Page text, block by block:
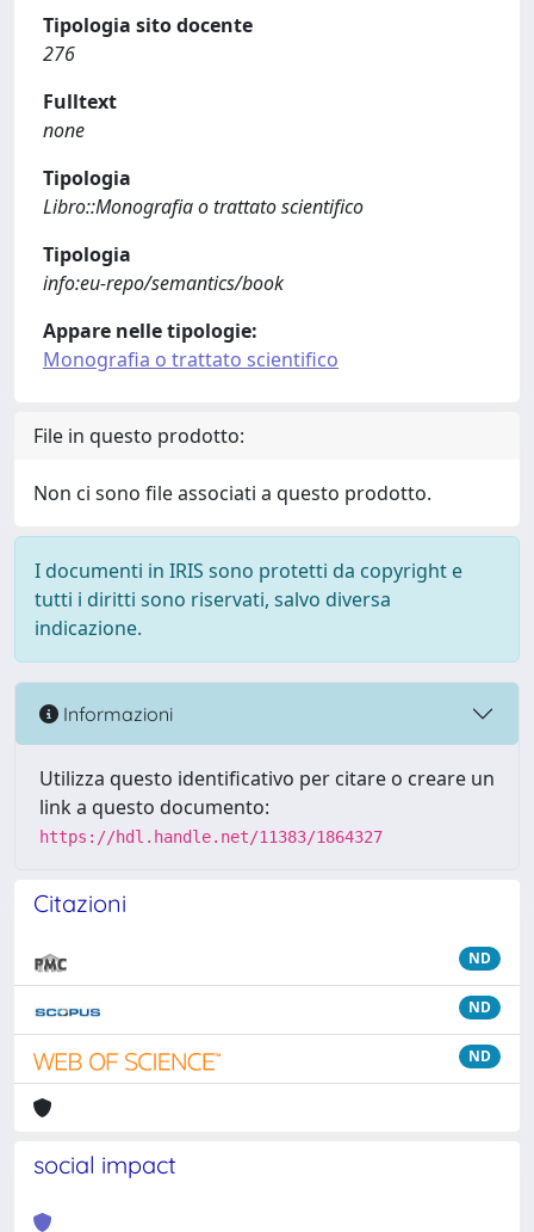
Tipologia sito docente
276
Fulltext
none
Tipologia
Libro::Monografia o trattato scientifico
Tipologia
info:eu-repo/semantics/book
Appare nelle tipologie:
Monografia o trattato scientifico
File in questo prodotto:
Non ci sono file associati a questo prodotto.
I documenti in IRIS sono protetti da copyright e
tutti i diritti sono riservati, salvo diversa
indicazione.
Informazioni
Utilizza questo identificativo per citare o creare un
link a questo documento:
https://hdl.handle.net/11383/1864327
Citazioni
ND
ND
ND
social impact